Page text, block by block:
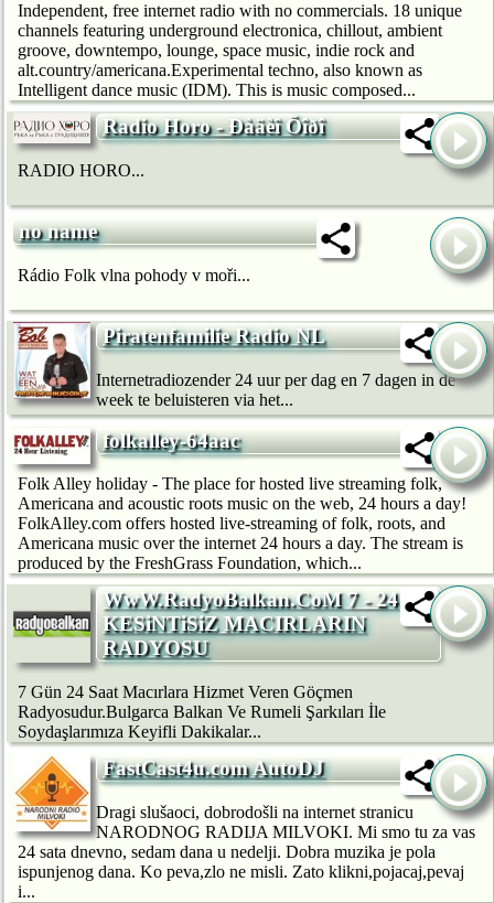
Independent, free internet radio with no commercials. 18 unique
channels featuring underground electronica, chillout, ambient
groove, downtempo, lounge, space music, indie rock and
alt.country/americana.Experimental techno, also known as
Intelligent dance music (IDM). This is music composed...
Radio Horo - Ðàäèî Õîðî
RADIO HORO...
no name
Rádio Folk vlna pohody v moři...
Piratenfamilie Radio NL
Internetradiozender 24 uur per dag en 7 dagen in de
week te beluisteren via het...
folkalley-64aac
Folk Alley holiday - The place for hosted live streaming folk,
Americana and acoustic roots music on the web, 24 hours a day!
FolkAlley.com offers hosted live-streaming of folk, roots, and
Americana music over the internet 24 hours a day. The stream is
produced by the FreshGrass Foundation, which...
WwW.RadyoBalkan.CoM 7 - 24
KESiNTiSiZ MACIRLARIN
RADYOSU
7 Gün 24 Saat Macırlara Hizmet Veren Göçmen
Radyosudur.Bulgarca Balkan Ve Rumeli Şarkıları İle
Soydaşlarımıza Keyifli Dakikalar...
FastCast4u.com AutoDJ
Dragi slušaoci, dobrodošli na internet stranicu
NARODNOG RADIJA MILVOKI. Mi smo tu za vas
24 sata dnevno, sedam dana u nedelji. Dobra muzika je pola
ispunjenog dana. Ko peva,zlo ne misli. Zato klikni,pojacaj,pevaj
i...